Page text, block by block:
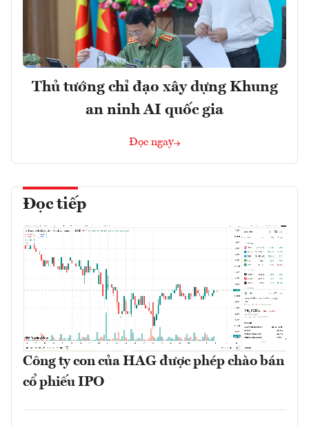
Thủ tướng chỉ đạo xây dựng Khung
an ninh AI quốc gia
Đọc ngay
Đọc tiếp
Công ty con của HAG được phép chào bán
cổ phiếu IPO